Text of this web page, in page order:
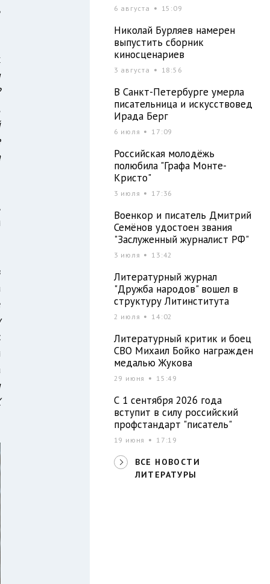
6 августа 15:09
Николай Бурляев намерен
выпустить сборник
киносценариев
3 августа 18:56
В Санкт-Петербурге умерла
писательница и искусствовед
Ирада Берг
6 июля 17:09
Российская молодёжь
полюбила "Графа Монте-
Кристо"
3 июля 17:36
Военкор и писатель Дмитрий
Семёнов удостоен звания
"Заслуженный журналист РФ"
3 июля 13:42
Литературный журнал
"Дружба народов" вошел в
структуру Литинститута
2 июля 14:02
Литературный критик и боец
СВО Михаил Бойко награжден
медалью Жукова
29 июня 15:49
С 1 сентября 2026 года
вступит в силу российский
профстандарт "писатель"
19 июня 17:19
ВСЕ НОВОСТИ
ЛИТЕРАТУРЫ